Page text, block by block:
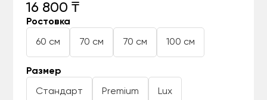
16 800 ₸
Ростовка
60 см 70 см 70 см 100 см
Размер
Стандарт Premium Lux